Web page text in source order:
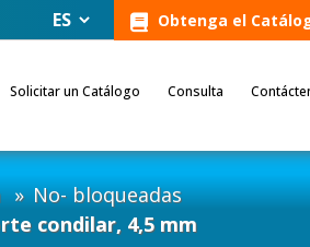
Obtenga el
Solicitar un Catálogo Consulta
No- bloqueadas
condilar, 4,5 mm